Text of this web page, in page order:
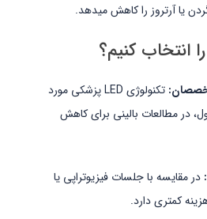
یا آرتروز را کاهش میدهد.
انتخاب کنیم؟
تکنولوژی LED پزشکی مورد
در مطالعات بالینی برای کاهش
در مقایسه با جلسات فیزیوتراپی یا
کمتری دارد.